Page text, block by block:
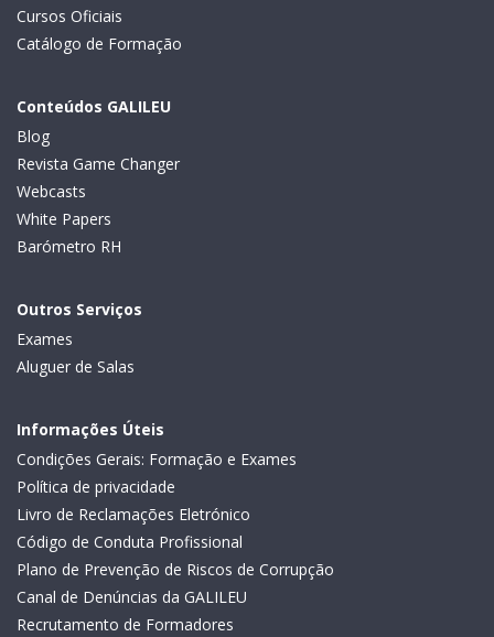
Cursos Oficiais
Catálogo de Formação
Conteúdos GALILEU
Blog
Revista Game Changer
Webcasts
White Papers
Barómetro RH
Outros Serviços
Exames
Aluguer de Salas
Informações Úteis
Condições Gerais: Formação e Exames
Política de privacidade
Livro de Reclamações Eletrónico
Código de Conduta Profissional
Plano de Prevenção de Riscos de Corrupção
Canal de Denúncias da GALILEU
Recrutamento de Formadores